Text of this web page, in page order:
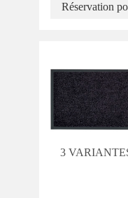
Réservation
3